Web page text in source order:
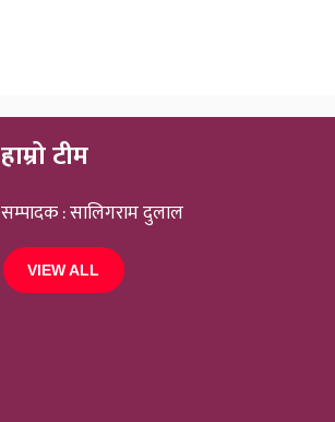
हाम्रो टीम
सम्पादक : सालिगराम दुलाल
VIEW ALL